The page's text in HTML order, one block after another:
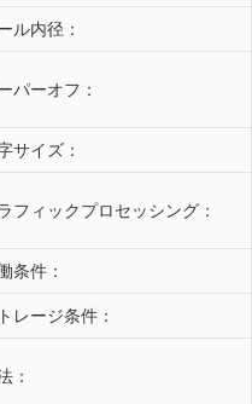
ル内径：
パーオフ：
サイズ：
フィックプロセッシング：
条件：
レージ条件：
：